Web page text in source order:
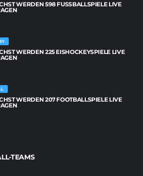
WERDEN 598 FUSSBALLSPIELE LIVE Ü
WERDEN 225 EISHOCKEYSPIELE LIVE
WERDEN 207 FOOTBALLSPIELE LIVE
TEAMS